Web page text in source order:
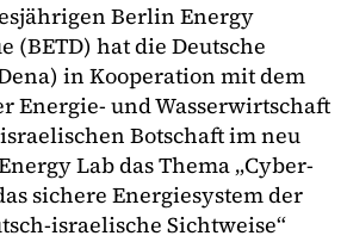
Berlin Energy
(BETD) hat die Deutsche
in Kooperation mit dem
Energie- und Wasserwirtschaft
Botschaft im neu
Lab das Thema „Cyber-
sichere Energiesystem der
israelische Sichtweise“